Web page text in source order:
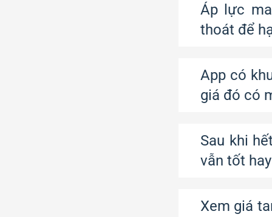
Áp lực
thoát để
App có
giá đó có
Sau khi
vẫn tốt
Xem giá